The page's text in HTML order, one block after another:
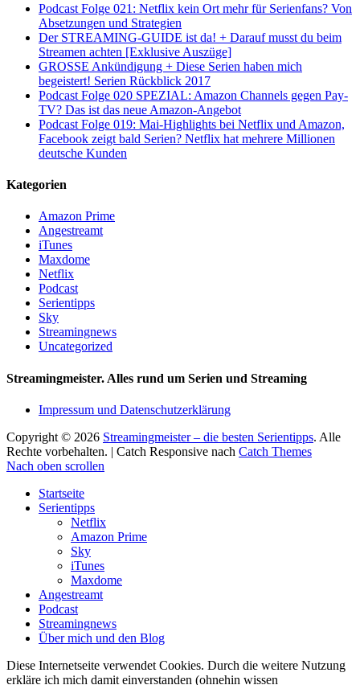
Podcast Folge 021: Netflix kein Ort mehr für Serienfans? Von
Absetzungen und Strategien
Der STREAMING-GUIDE ist da! + Darauf musst du beim
Streamen achten [Exklusive Auszüge]
GROSSE Ankündigung + Diese Serien haben mich
begeistert! Serien Rückblick 2017
Podcast Folge 020 SPEZIAL: Amazon Channels gegen Pay-
TV? Das ist das neue Amazon-Angebot
Podcast Folge 019: Mai-Highlights bei Netflix und Amazon,
Facebook zeigt bald Serien? Netflix hat mehrere Millionen
deutsche Kunden
Kategorien
Amazon Prime
Angestreamt
iTunes
Maxdome
Netflix
Podcast
Serientipps
Sky
Streamingnews
Uncategorized
Streamingmeister. Alles rund um Serien und Streaming
Impressum und Datenschutzerklärung
Copyright © 2026 Streamingmeister – die besten Serientipps. Alle
Rechte vorbehalten. | Catch Responsive nach Catch Themes
Nach oben scrollen
Startseite
Serientipps
Netflix
Amazon Prime
Sky
iTunes
Maxdome
Angestreamt
Podcast
Streamingnews
Über mich und den Blog
Diese Internetseite verwendet Cookies. Durch die weitere Nutzung
erkläre ich mich damit einverstanden (ohnehin wissen